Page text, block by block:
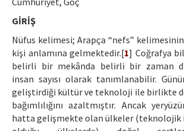
Hakem Rehberi
İletişim
GİRİŞ
Nüfus kelimesi; Arapça “nefs” kelimesinin
kişi anlamına gelmektedir.[1] Coğrafya
belirli bir mekânda belirli bir zaman
insan sayısı olarak tanımlanabilir.
geliştirdiği kültür ve teknoloji ile birlikte
bağımlılığını azaltmıştır. Ancak
hatta gelişmekte olan ülkeler (teknolojik